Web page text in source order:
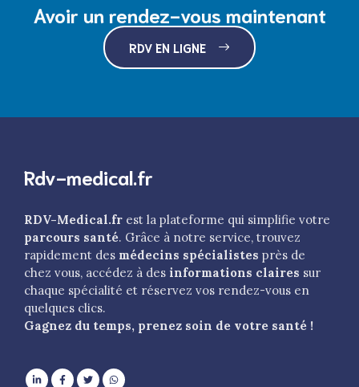
Avoir un rendez-vous maintenant
RDV EN LIGNE
Rdv-medical.fr
RDV-Medical.fr est la plateforme qui simplifie votre
parcours santé. Grâce à notre service, trouvez
rapidement des médecins spécialistes près de
chez vous, accédez à des informations claires sur
chaque spécialité et réservez vos rendez-vous en
quelques clics.
Gagnez du temps, prenez soin de votre santé !